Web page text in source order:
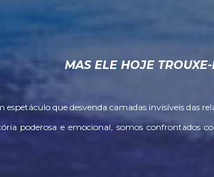
MAS ELE HOJE
espetáculo que desvenda camadas invisíveis das
poderosa e emocional, somos confrontados